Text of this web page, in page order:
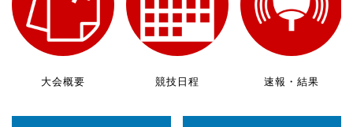
大会概要 競技日程 速報・結果